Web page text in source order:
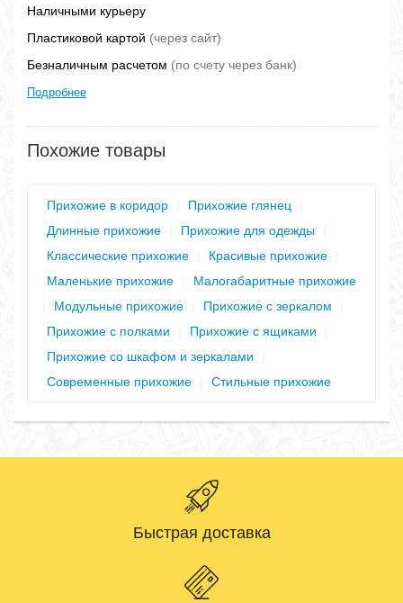
Наличными курьеру
Пластиковой картой (через сайт)
Безналичным расчетом (по счету через банк)
Подробнее
Похожие товары
Прихожие в коридор Прихожие глянец
Длинные прихожие
Прихожие для одежды
Классические прихожие
Красивые прихожие
Маленькие прихожие
Малогабаритные прихожие
Модульные прихожие Прихожие с зеркалом
Прихожие с полками
Прихожие с ящиками
Прихожие со шкафом и зеркалами
Современные прихожие
Стильные прихожие
Быстрая доставка